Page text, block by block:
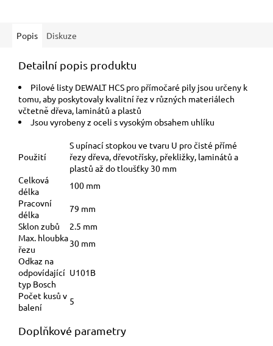
Popis Diskuze
Detailní popis produktu
Pilové listy DEWALT HCS pro přímočaré pily jsou určeny k
tomu, aby poskytovaly kvalitní řez v různých materiálech
včtetně dřeva, laminátů a plastů
Jsou vyrobeny z oceli s vysokým obsahem uhlíku
Použití
S upínací stopkou ve tvaru U pro čisté přímé
řezy dřeva, dřevotřísky, překližky, laminátů a
plastů až do tloušťky 30 mm
Celková
délka
100 mm
Pracovní
délka
79 mm
Sklon zubů
2.5 mm
Max. hloubka
řezu
30 mm
Odkaz na
odpovídající
typ Bosch
U101B
Počet kusů v
balení
5
Doplňkové parametry